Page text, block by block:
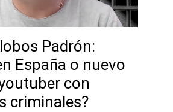
Padrón:
España o nuevo
con
criminales?